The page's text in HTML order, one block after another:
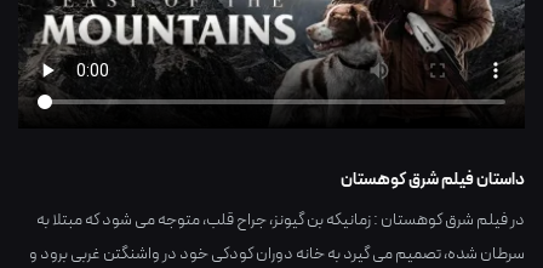
داستان فیلم شرق کوهستان
در فیلم شرق کوهستان : زمانیکه بن گیونز، جراح قلب، متوجه می شود که مبتلا به
سرطان شده، تصمیم می گیرد به خانه دوران کودکی خود در واشنگتن غربی برود و